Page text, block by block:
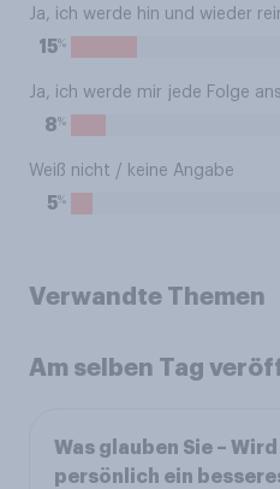
Ja, ich werde hin und wieder
15%
Ja, ich werde mir jede Folge
8%
Weiß nicht / keine Angabe
5%
Verwandte Themen
Am selben Tag
Was glauben Sie –
persönlich ein